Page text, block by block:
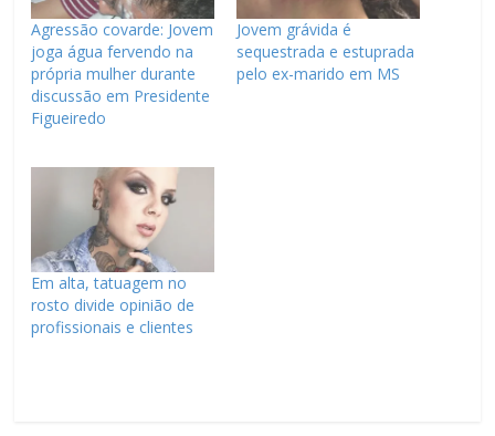
Agressão covarde: Jovem
joga água fervendo na
própria mulher durante
discussão em Presidente
Figueiredo
Jovem grávida é
sequestrada e estuprada
pelo ex-marido em MS
Em alta, tatuagem no
rosto divide opinião de
profissionais e clientes